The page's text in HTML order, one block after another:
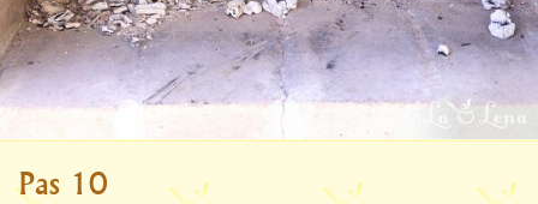
Pas 10